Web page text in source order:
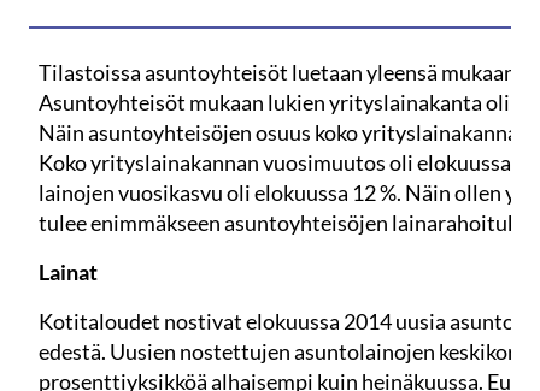
Tilastoissa asuntoyhteisöt luetaan yleensä mukaan
Asuntoyhteisöt mukaan lukien yrityslainakanta oli
Näin asuntoyhteisöjen osuus koko
Koko yrityslainakannan vuosimuutos oli elokuussa
lainojen vuosikasvu oli elokuussa 12 %. Näin ollen
tulee enimmäkseen asuntoyhteisöjen
Lainat
Kotitaloudet nostivat elokuussa 2014 uusia
edestä. Uusien nostettujen asuntolainojen keskikorko
prosenttiyksikköä alhaisempi kuin heinäkuussa.